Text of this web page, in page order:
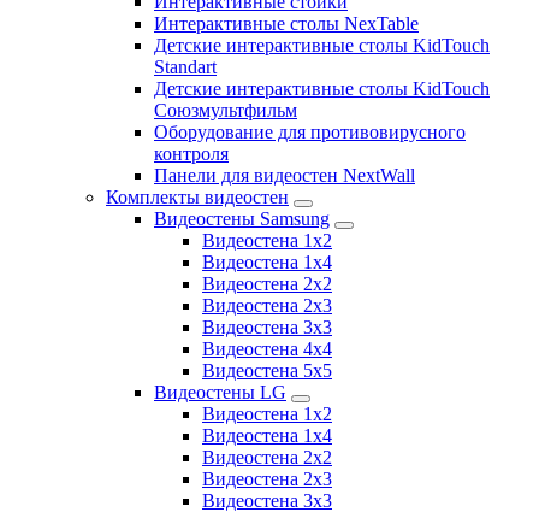
Интерактивные столы NexTable
Детские интерактивные столы KidTouch
Standart
Детские интерактивные столы KidTouch
Союзмультфильм
Оборудование для противовирусного
контроля
Панели для видеостен NextWall
Комплекты видеостен
Видеостены Samsung
Видеостена 1x2
Видеостена 1x4
Видеостена 2x2
Видеостена 2х3
Видеостена 3x3
Видеостена 4x4
Видеостена 5x5
Видеостены LG
Видеостена 1x2
Видеостена 1x4
Видеостена 2x2
Видеостена 2x3
Видеостена 3x3